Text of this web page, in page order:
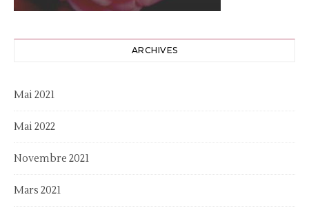
ARCHIVES
Mai 2021
Mai 2022
Novembre 2021
Mars 2021